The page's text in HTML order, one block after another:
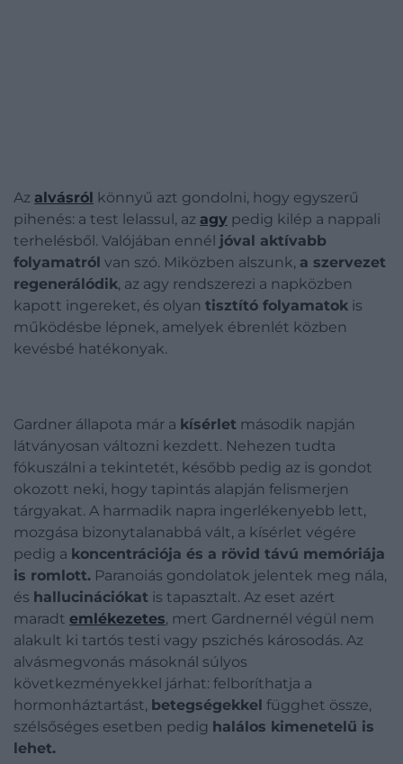
Az alvásról könnyű azt gondolni, hogy egyszerű
pihenés: a test lelassul, az agy pedig kilép a nappali
terhelésből. Valójában ennél jóval aktívabb
folyamatról van szó. Miközben alszunk, a szervezet
regenerálódik, az agy rendszerezi a napközben
kapott ingereket, és olyan tisztító folyamatok is
működésbe lépnek, amelyek ébrenlét közben
kevésbé hatékonyak.
Gardner állapota már a kísérlet második napján
látványosan változni kezdett. Nehezen tudta
fókuszálni a tekintetét, később pedig az is gondot
okozott neki, hogy tapintás alapján felismerjen
tárgyakat. A harmadik napra ingerlékenyebb lett,
mozgása bizonytalanabbá vált, a kísérlet végére
pedig a koncentrációja és a rövid távú memóriája
is romlott. Paranoiás gondolatok jelentek meg nála,
és hallucinációkat is tapasztalt. Az eset azért
maradt emlékezetes, mert Gardnernél végül nem
alakult ki tartós testi vagy pszichés károsodás. Az
alvásmegvonás másoknál súlyos
következményekkel járhat: felboríthatja a
hormonháztartást, betegségekkel függhet össze,
szélsőséges esetben pedig halálos kimenetelű is
lehet.